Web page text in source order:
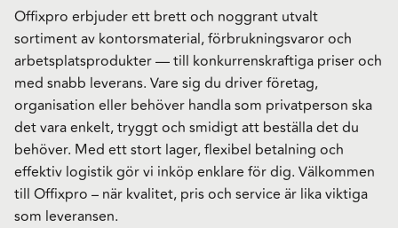
Offixpro erbjuder ett brett och noggrant utvalt
sortiment av kontorsmaterial, förbrukningsvaror och
arbetsplatsprodukter — till konkurrenskraftiga priser och
med snabb leverans. Vare sig du driver företag,
organisation eller behöver handla som privatperson ska
det vara enkelt, tryggt och smidigt att beställa det du
behöver. Med ett stort lager, flexibel betalning och
effektiv logistik gör vi inköp enklare för dig. Välkommen
till Offixpro – när kvalitet, pris och service är lika viktiga
som leveransen.